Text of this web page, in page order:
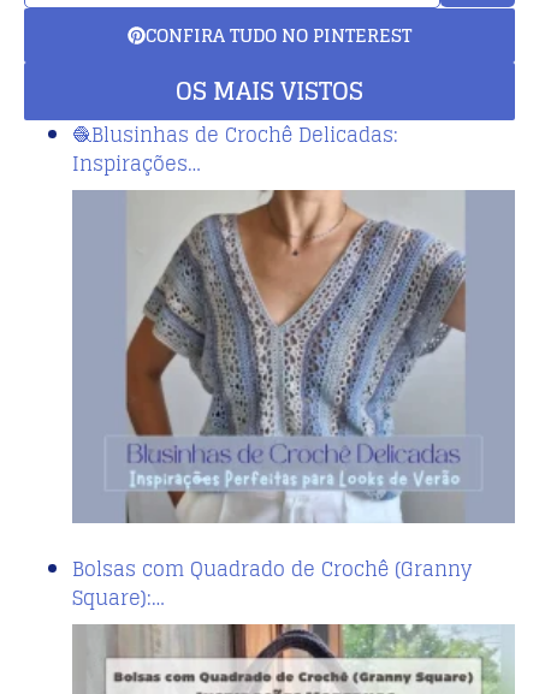
CONFIRA TUDO NO PINTEREST
OS MAIS VISTOS
🧶Blusinhas de Crochê Delicadas:
Inspirações…
Bolsas com Quadrado de Crochê (Granny
Square):…